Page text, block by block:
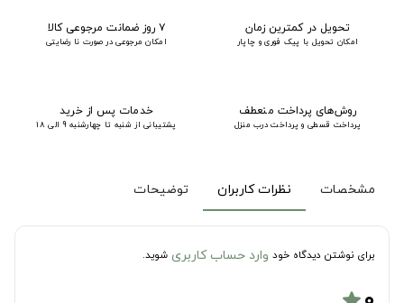
تحویل در کمترین زمان
امکان تحویل با پیک فوری و چاپار
۷ روز ضمانت مرجوعی کالا
امکان مرجوعی در صورت نا رضایتی
روش‌های پرداخت منعطف
پرداخت قسطی و پرداخت درب منزل
خدمات پس از خرید
پشتیبانی از شنبه تا چهارشنبه 9 الی 18
مشخصات نظرات کاربران توضیحات
برای نوشتن دیدگاه خود وارد حساب کاربری شوید.